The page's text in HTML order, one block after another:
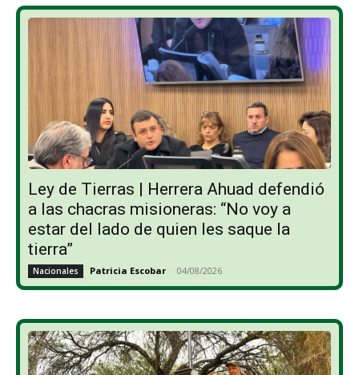
Ley de Tierras | Herrera Ahuad defendió
a las chacras misioneras: “No voy a
estar del lado de quien les saque la
tierra”
Nacionales Patricia Escobar - 04/08/2026